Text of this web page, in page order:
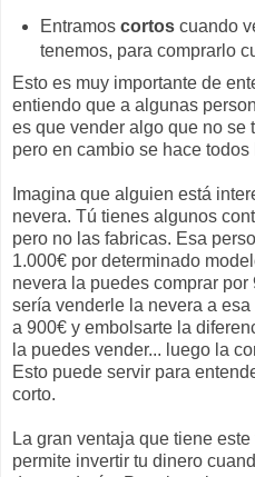
Entramos cortoscuando
tenemos, para comprarlo
Esto es muy importante de
entiendo que a algunas
es que vender algo que no se
pero en cambio se hace todos
Imagina que alguien está
nevera. Tú tienes algunos
pero no las fabricas. Esa
1.000€ por determinado
nevera la puedes comprar
sería venderle la nevera a
a 900€ y embolsarte la
la puedes vender... luego la
Esto puede servir para
corto.
La gran ventaja que tiene
permite invertir tu dinero